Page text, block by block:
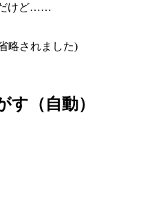
だけど……
略されました)
（自動）